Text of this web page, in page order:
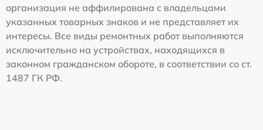
организация не аффилирована с владельцами
указанных товарных знаков и не представляет их
интересы. Все виды ремонтных работ выполняются
исключительно на устройствах, находящихся в
законном гражданском обороте, в соответствии со ст.
1487 ГК РФ.